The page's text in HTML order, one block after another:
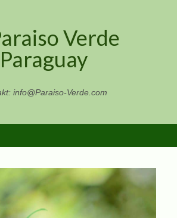
Verde
Paraguay
info@Paraiso-Verde.com